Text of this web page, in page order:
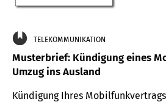
TELEKOMMUNIKATION
Musterbrief: Kündigung eines
Umzug ins Ausland
Kündigung Ihres